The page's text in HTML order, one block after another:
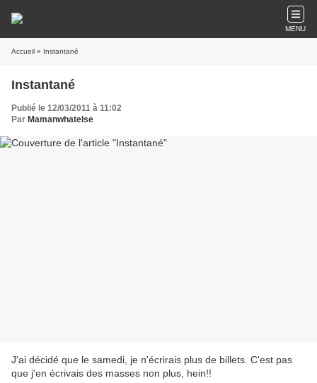
MENU
Accueil » Instantané
Instantané
Publié le 12/03/2011 à 11:02
Par Mamanwhatelse
J'ai décidé que le samedi, je n'écrirais plus de billets. C'est pas
que j'en écrivais des masses non plus, hein!!